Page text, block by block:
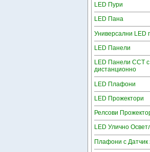
LED Пури
LED Пана
Универсални LED
LED Панели
LED Панели CCT с
дистанционно
LED Плафони
LED Прожектори
Релсови
LED Улично
Плафони с Датчик